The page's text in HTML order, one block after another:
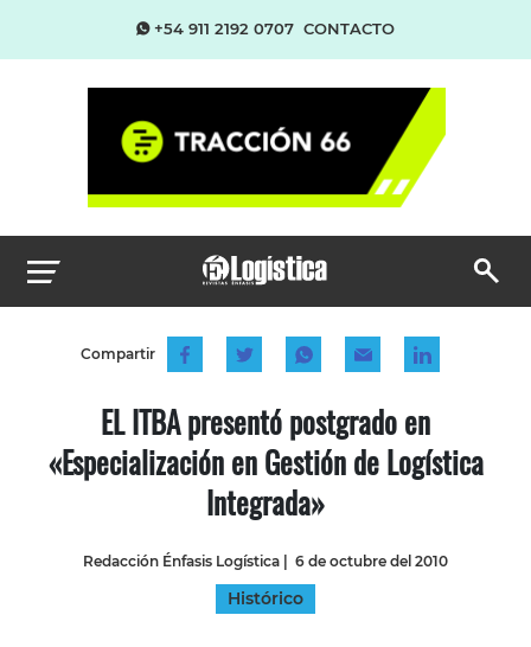
+54 911 2192 0707 CONTACTO
Compartir
EL ITBA presentó postgrado en
«Especialización en Gestión de Logística
Integrada»
Redacción Énfasis Logística | 6 de octubre del 2010
Histórico